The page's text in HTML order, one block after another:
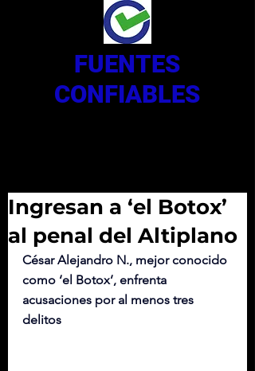
FUENTES
CONFIABLES
Ingresan a ‘el Botox’
al penal del Altiplano
César Alejandro N., mejor conocido
como ‘el Botox’, enfrenta
acusaciones por al menos tres
delitos